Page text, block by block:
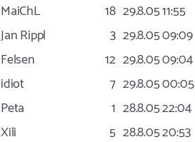
MaiChL 18 29.8.05 11:55
Jan Rippl 3 29.8.05 09:09
Felsen 12 29.8.05 09:04
idiot 7 29.8.05 00:05
Peta 1 28.8.05 22:04
Xili 5 28.8.05 20:53